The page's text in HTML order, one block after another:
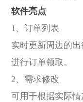
软件亮点
1、订单列表
实时更新周边的
进行订单领取。
2、需求修改
可用于根据实际